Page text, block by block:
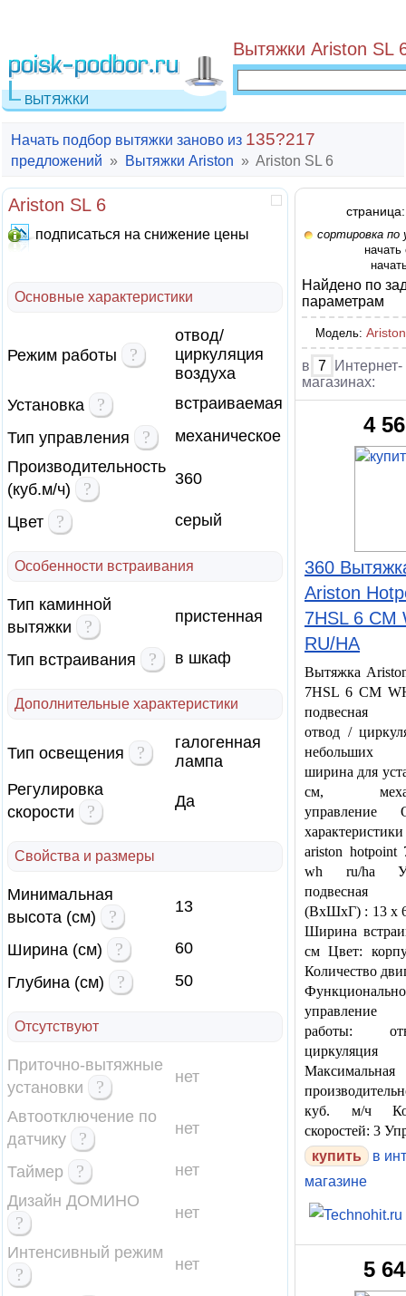
ВЫТЯЖКИ
Вытяжки Ariston SL
Начать подбор вытяжки заново из 135?217
предложений » Вытяжки Ariston » Ariston SL 6
Ariston SL 6
подписаться на снижение цены
Основные характеристики
Режим работы ?
отвод/
циркуляция
воздуха
Установка
?
встраиваемая
Тип управления
?
механическое
Производительность
(куб.м/ч)
? 360
Цвет ? серый
Особенности встраивания
Тип каминной
вытяжки
? пристенная
Тип встраивания ? в шкаф
Дополнительные характеристики
Тип освещения ?
галогенная
лампа
Регулировка
скорости
? Да
Свойства и размеры
Минимальная
высота (см)
? 13
Ширина (см) ?
60
Глубина (см)
? 50
Отсутствуют
Приточно-вытяжные
установки
? нет
Автоотключение по
датчику
? нет
Таймер ?
нет
Дизайн ДОМИНО
? нет
Интенсивный режим
? нет
страница:
сортировка по
Найдено по
параметрам
Модель:
в 7
Интернет-
магазинах:
4
360
Ariston
7HSL 6 CM
RU/HA
Вытяжка
7HSL 6 CM
подвесная
отвод /
небольших
ширина для
см,
управление
ariston hotpoint
wh ru/ha
подвесная
(ВхШхГ) : 13 x
Ширина
см Цвет:
Количество
управление
работы:
циркуляция
Максимальная
куб. м/ч
скоростей: 3
купить
в
магазине
5